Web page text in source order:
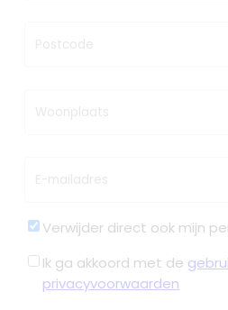
Postcode
Woonplaats
E-mailadres
Verwijder direct ook mijn
Ik ga akkoord met de
privacyvoorwaarden